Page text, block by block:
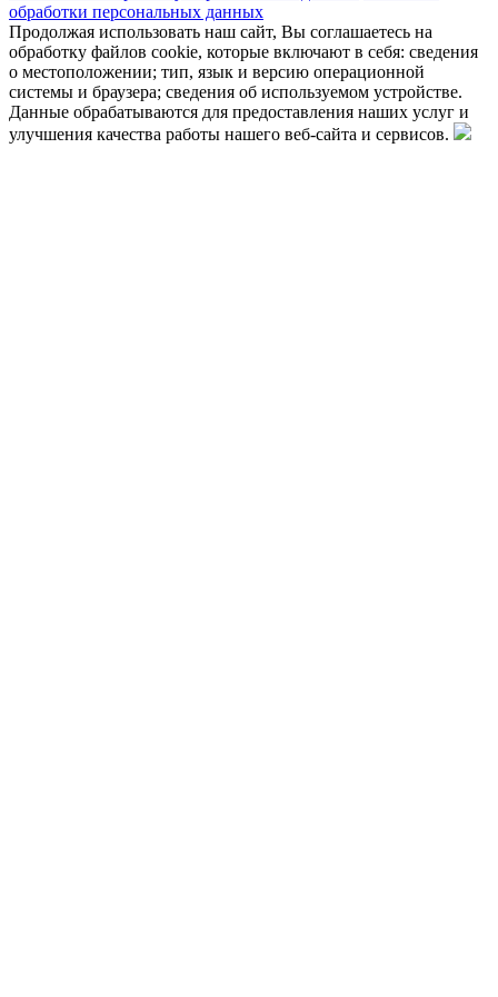
обработки персональных данных
Продолжая использовать наш сайт, Вы соглашаетесь на
обработку файлов cookie, которые включают в себя: сведения
о местоположении; тип, язык и версию операционной
системы и браузера; сведения об используемом устройстве.
Данные обрабатываются для предоставления наших услуг и
улучшения качества работы нашего веб-сайта и сервисов.